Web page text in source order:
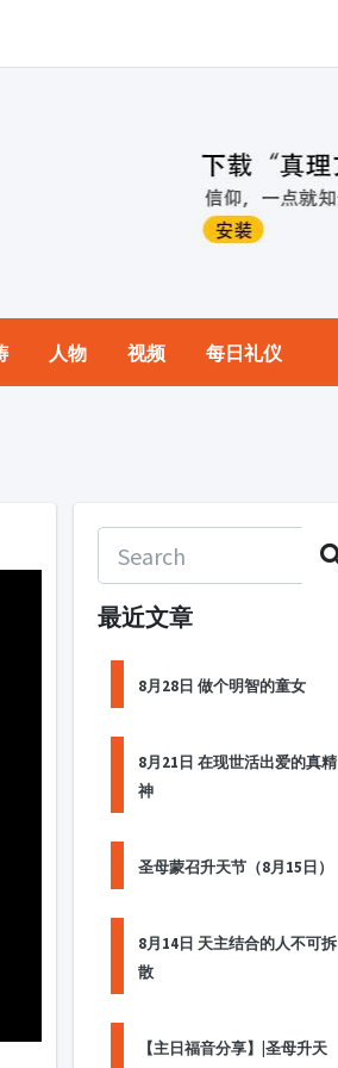
人物 视频 每日礼仪
最近文章
8月28日 做个明智的童女
8月21日 在现世活出爱的真精
神
圣母蒙召升天节（8月15日）
8月14日 天主结合的人不可拆
散
【主日福音分享】|圣母升天